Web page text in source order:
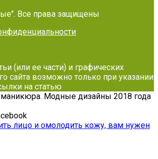
Все права защищены
(или ее части) и графических
сайта возможно только при указании
на статью
Модные дизайны 2018 года
лицо и омолодить кожу, вам нужен